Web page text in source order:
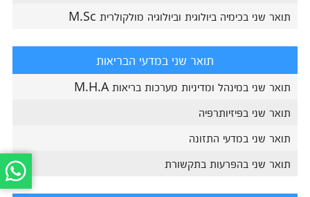
תואר שני בכימיה ביולוגית וביולוגיה מולקולרית M.Sc
תואר שני במדעי הבריאות
תואר שני במינהל ומדיניות מערכות בריאות M.H.A
תואר שני בפיזיותרפיה
תואר שני במדעי התזונה
תואר שני בהפרעות בתקשורת